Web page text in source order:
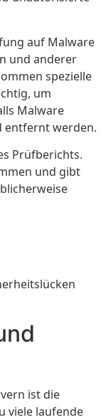
auf Malware
und anderer
spezielle
um
Malware
entfernt werden.
Prüfberichts.
und gibt
ist die
viele laufende